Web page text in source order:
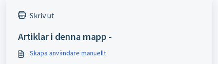
Skriv ut
Artiklar i denna mapp -
Skapa användare manuellt